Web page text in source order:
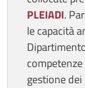
PLEIADI.
le capacità
gestione